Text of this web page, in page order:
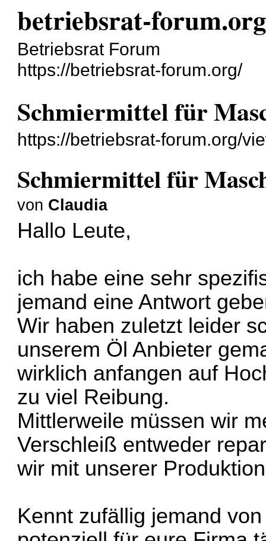
betriebsrat-forum.org
Betriebsrat Forum
https://betriebsrat-forum.org/
Schmiermittel für
https://betriebsrat-forum.org/
Schmiermittel für
von Claudia
Hallo Leute,
ich habe eine sehr
jemand eine Antwort
Wir haben zuletzt leider
unserem Öl Anbieter
wirklich anfangen auf
zu viel Reibung.
Mittlerweile müssen wir
Verschleiß entweder
wir mit unserer
Kennt zufällig jemand